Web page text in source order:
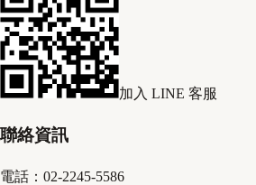
加入 LINE 客服
聯絡資訊
電話：02-2245-5586